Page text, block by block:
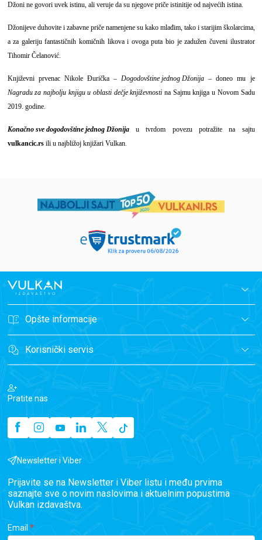
Džoni ne govori uvek istinu, ali veruje da su njegove priče istinitije od najvećih istina.
Džonijeve duhovite i zabavne priče namenjene su kako mlađim, tako i starijim školarcima,
a za galeriju fantastičnih komičnih likova i ovoga puta bio je zadužen čuveni ilustrator
Tihomir Čelanović.
Književni prvenac Nikole Đurička –Dogodovštine jednog Džonija – doneo mu je
Nagradu za najbolju knjigu u oblasti dečje književnostina Sajmu knjiga u Novom Sadu
2019. godine.
Konačno sve dogodovštine jednog Džonija
u tvrdom povezu potražite na sajtu
vulkancic.rsili u najbližoj knjižari Vulkan.
Opšte informacije
Korisnički servis
Pratite nas
Newsletter i Viber
Prijavite se na Newsletter i Viber listu i među prvima
saznajte sve o novim naslovima i aktuelnim popustima
Vulkan izdavaštva.
Email